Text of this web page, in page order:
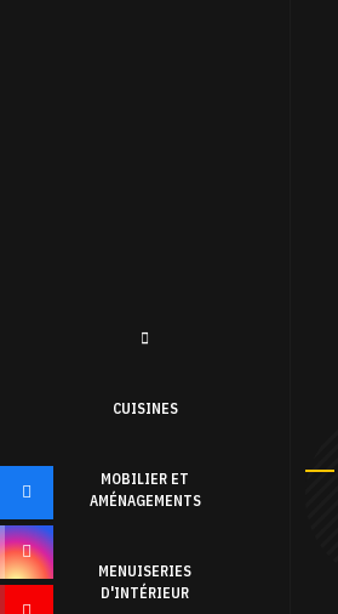
CUISINES
MOBILIER ET
AMÉNAGEMENTS
MENUISERIES
D'INTÉRIEUR